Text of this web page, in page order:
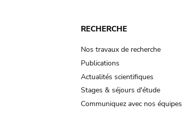
RECHERCHE
Nos travaux de recherche
Publications
Actualités scientifiques
Stages & séjours d'étude
Communiquez avec nos équipes